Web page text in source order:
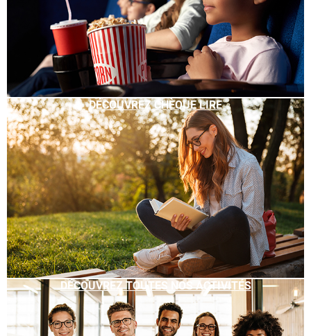
DÉCOUVREZ CHÈQUE LIRE
DÉCOUVREZ TOUTES NOS ACTIVITÉS